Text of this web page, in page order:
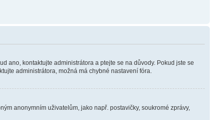
ano, kontaktujte administrátora a ptejte se na důvody. Pokud jste se
administrátora, možná má chybné nastavení fóra.
anonymním uživatelům, jako např. postavičky, soukromé zprávy,